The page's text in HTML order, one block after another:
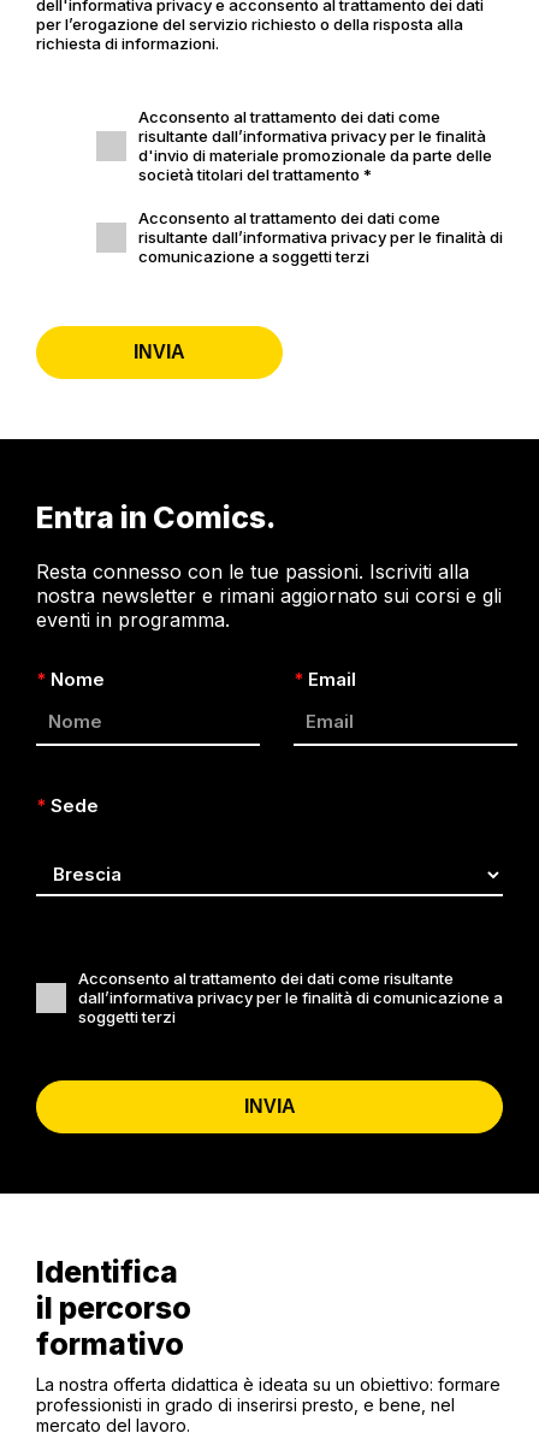
dell'informativa privacy e acconsento al trattamento dei dati
per l’erogazione del servizio richiesto o della risposta alla
richiesta di informazioni.
Acconsento al trattamento dei dati come
risultante dall’informativa privacy per le finalità
d'invio di materiale promozionale da parte delle
società titolari del trattamento *
Acconsento al trattamento dei dati come
risultante dall’informativa privacy per le finalità di
comunicazione a soggetti terzi
INVIA
Entra in Comics.
Resta connesso con le tue passioni. Iscriviti alla
nostra newsletter e rimani aggiornato sui corsi e gli
eventi in programma.
* Nome * Email
* Sede
Acconsento al trattamento dei dati come risultante
dall’informativa privacy per le finalità di comunicazione a
soggetti terzi
INVIA
Identifica
il percorso
formativo
La nostra offerta didattica è ideata su un obiettivo: formare
professionisti in grado di inserirsi presto, e bene, nel
mercato del lavoro.